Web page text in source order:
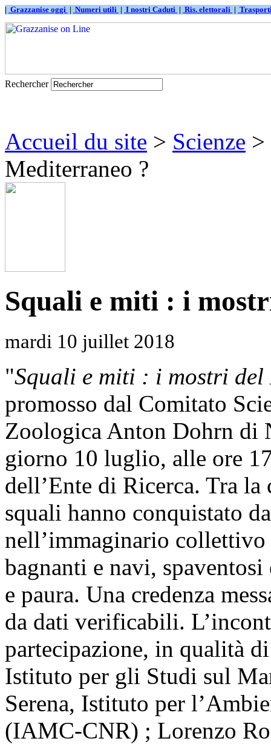
| Grazzanise oggi | Numeri utili | I nostri Caduti | Ris. elettorali |
Rechercher
Accueil du site > Scienze >
Mediterraneo ?
Squali e miti : i
mardi 10 juillet 2018
"Squali e miti : i mostri del
promosso dal Comitato
Zoologica Anton Dohrn di
giorno 10 luglio, alle ore
dell’Ente di Ricerca. Tra
squali hanno conquistato
nell’immaginario collettivo
bagnanti e navi,
e paura. Una credenza
da dati verificabili.
partecipazione, in qualità
Istituto per gli Studi sul
Serena, Istituto per
(IAMC-CNR) ; Lorenzo